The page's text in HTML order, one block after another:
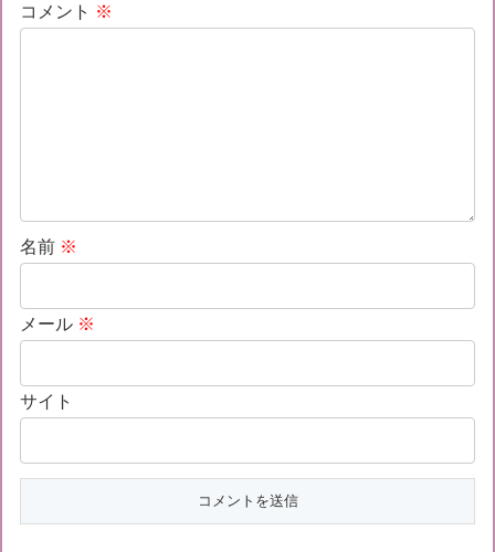
コメント ※
名前 ※
メール ※
サイト